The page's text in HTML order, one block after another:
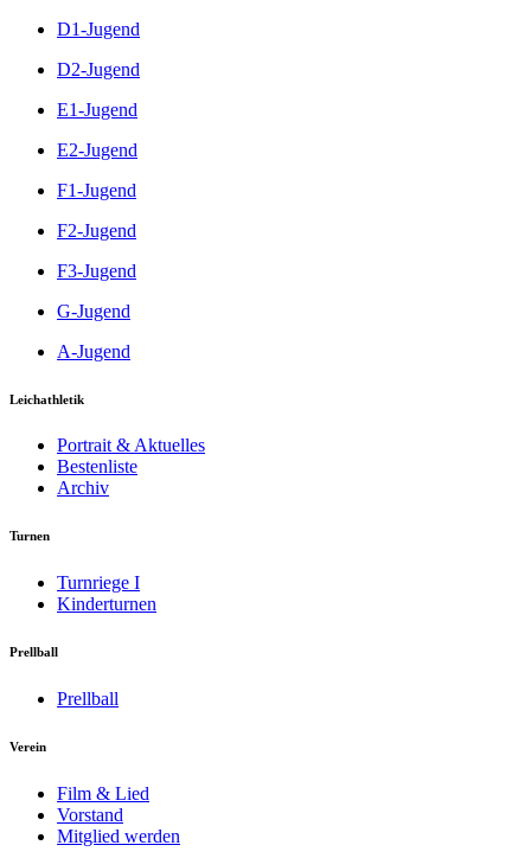
D1-Jugend
D2-Jugend
E1-Jugend
E2-Jugend
F1-Jugend
F2-Jugend
F3-Jugend
G-Jugend
A-Jugend
Leichathletik
Portrait & Aktuelles
Bestenliste
Archiv
Turnen
Turnriege I
Kinderturnen
Prellball
Prellball
Verein
Film & Lied
Vorstand
Mitglied werden